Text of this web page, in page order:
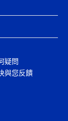
疑問
與您反饋